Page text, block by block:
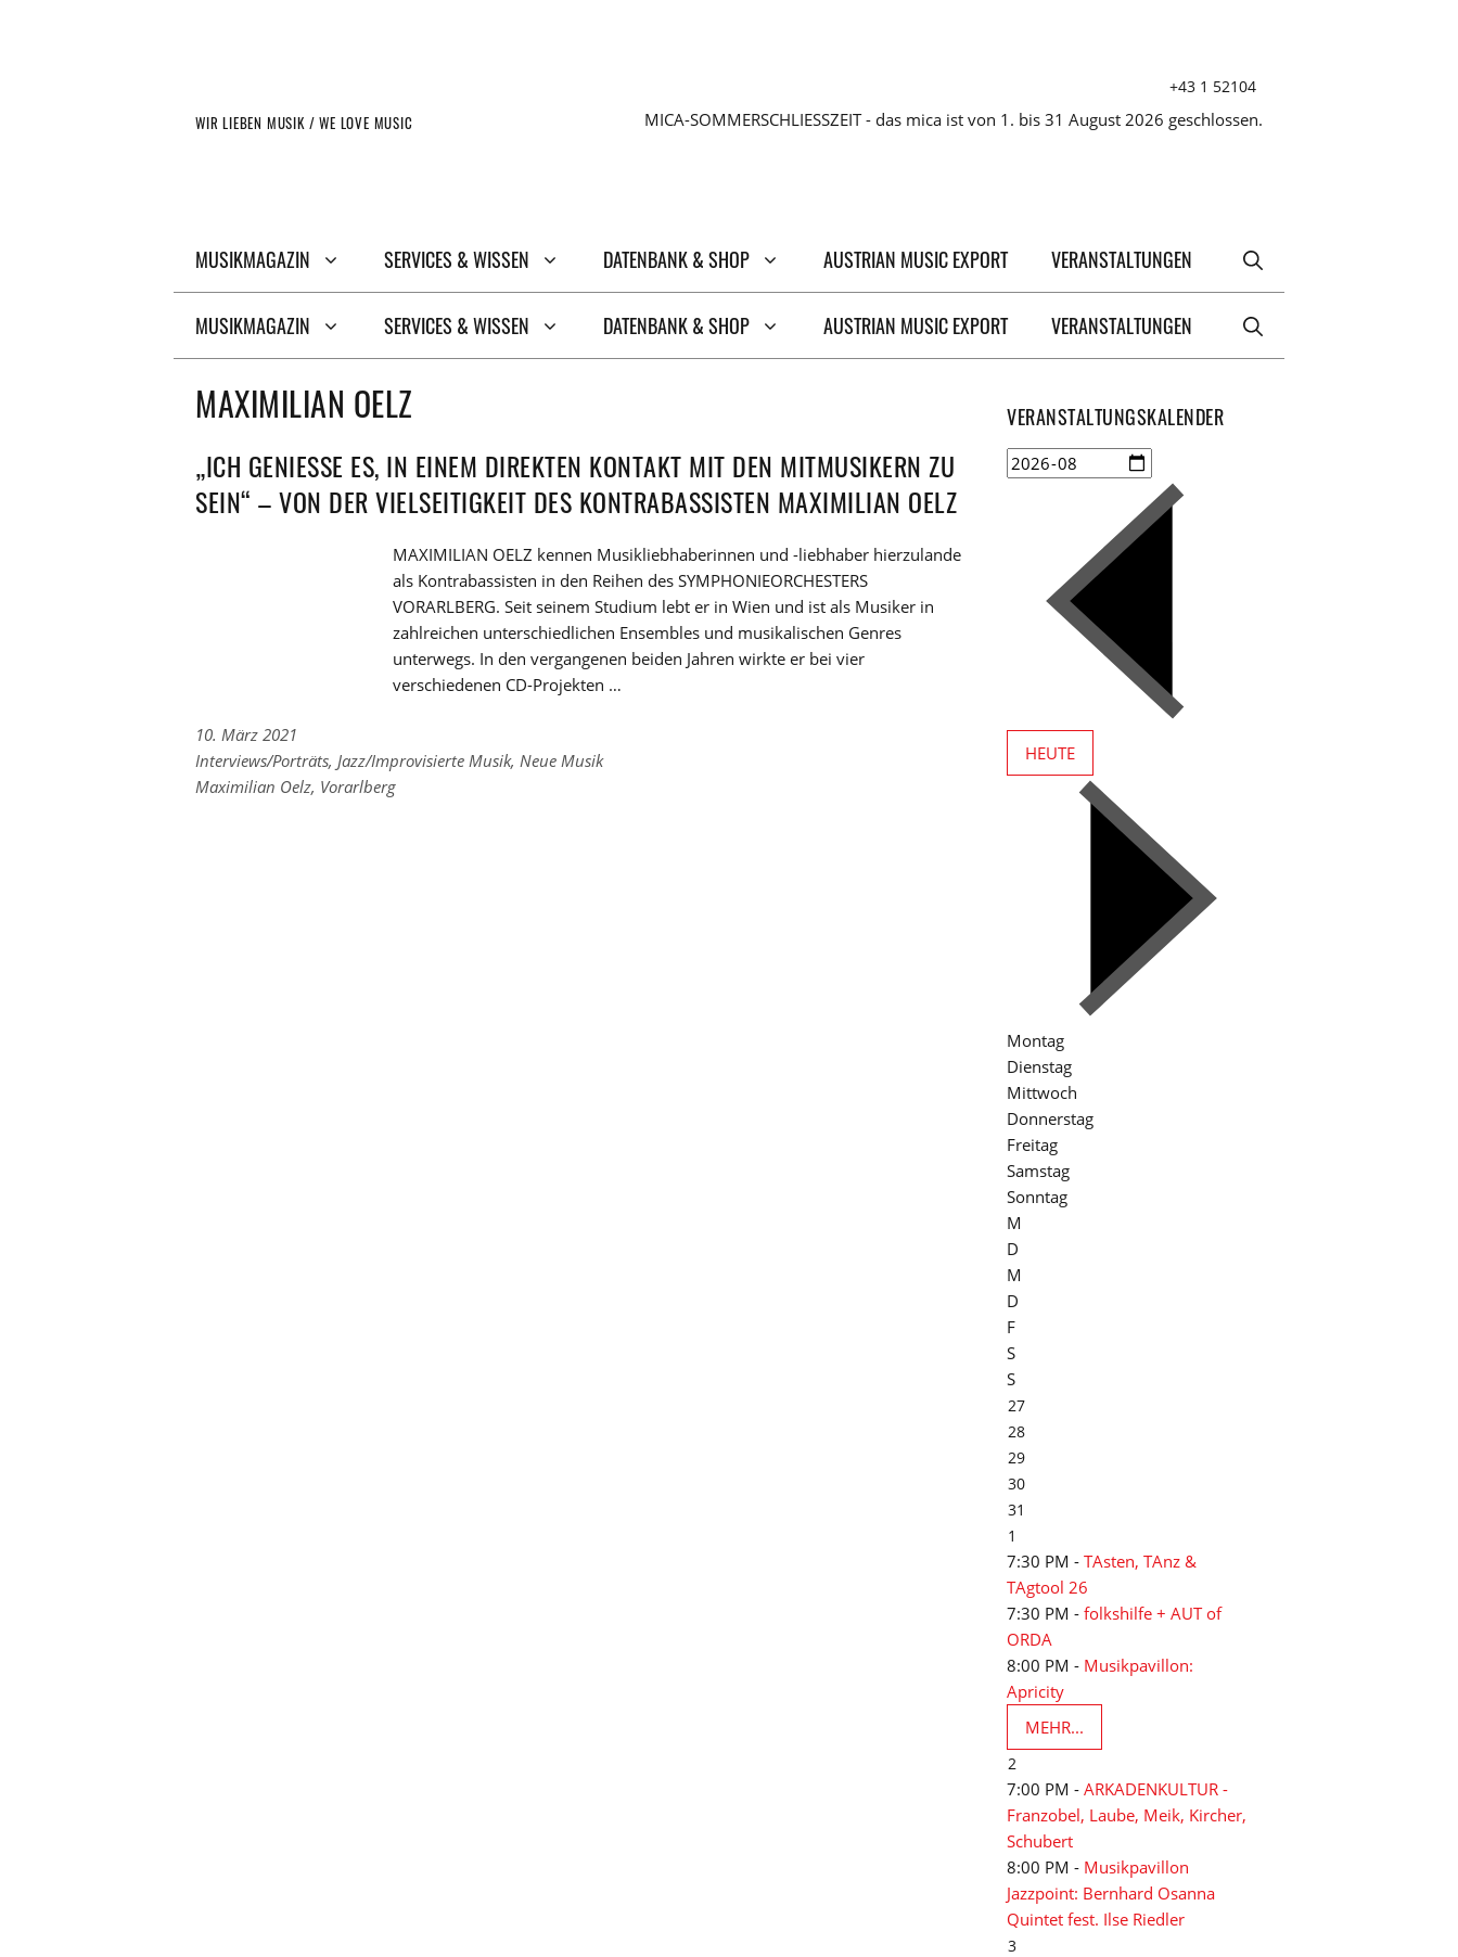
+43 1 52104
WIR LIEBEN MUSIK / WE LOVE MUSIC MICA-SOMMERSCHLIESSZEIT - das mica ist von 1. bis 31 August 2026 geschlossen.
MUSIKMAGAZIN SERVICES & WISSEN DATENBANK & SHOP AUSTRIAN MUSIC EXPORT VERANSTALTUNGEN
MUSIKMAGAZIN SERVICES & WISSEN DATENBANK & SHOP AUSTRIAN MUSIC EXPORT VERANSTALTUNGEN
MAXIMILIAN OELZ
„ICH GENIESSE ES, IN EINEM DIREKTEN KONTAKT MIT DEN MITMUSIKERN ZU S
EIN“ – VON DER VIELSEITIGKEIT DES KONTRABASSISTEN MAXIMILIAN OELZ
MAXIMILIAN OELZ kennen Musikliebhaberinnen und -liebhaber hierzulande
als Kontrabassisten in den Reihen des SYMPHONIEORCHESTERS
VORARLBERG. Seit seinem Studium lebt er in Wien und ist als Musiker in
zahlreichen unterschiedlichen Ensembles und musikalischen Genres
unterwegs. In den vergangenen beiden Jahren wirkte er bei vier
verschiedenen CD-Projekten …
10. März 2021
Links
zu
Interviews/Porträts, Jazz/Improvisierte Musik, Neue Musik
Links
Maximilian Oelz, Vorarlberg
VERANSTALTUNGSKALENDER
HEUTE
Montag
Dienstag
Mittwoch
Donnerstag
Freitag
Samstag
Sonntag
M
D
M
D
F
S
S
27
28
29
30
31
1
7:30 PM - TAsten, TAnz &
TAgtool 26
7:30 PM - folkshilfe + AUT of
ORDA
8:00 PM - Musikpavillon:
Apricity
MEHR...
2
7:00 PM - ARKADENKULTUR -
Franzobel, Laube, Meik, Kircher,
Schubert
8:00 PM - Musikpavillon
Jazzpoint: Bernhard Osanna
Quintet fest. Ilse Riedler
3